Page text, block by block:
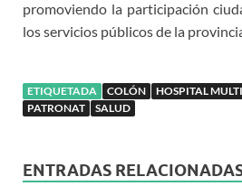
promoviendo la participación
los servicios públicos de la
ETIQUETADA COLÓN
HOSPITAL
PATRONAT
SALUD
ENTRADAS